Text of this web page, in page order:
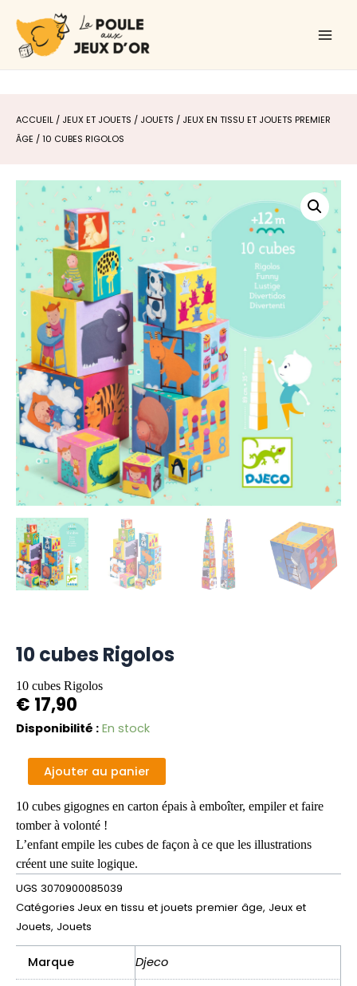
contenu
ACCUEIL / JEUX ET JOUETS / JOUETS / JEUX EN TISSU ET JOUETS PREMIER
ÂGE / 10 CUBES RIGOLOS
10 cubes Rigolos
10 cubes Rigolos
€ 17,90
Disponibilité : En stock
quantité
cubes
Rigolos
Ajouter au panier
10 cubes gigognes en carton épais à emboîter, empiler et faire
tomber à volonté !
L’enfant empile les cubes de façon à ce que les illustrations
créent une suite logique.
UGS 3070900085039
Catégories Jeux en tissu et jouets premier âge, Jeux et
Jouets, Jouets
Marque Djeco